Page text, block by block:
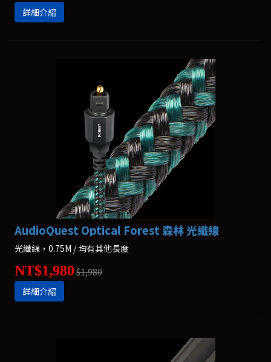
詳細介紹
AudioQuest Optical Forest 森林 光纖線
光纖線，0.75M / 均有其他長度
NT$1,980 $1,980
詳細介紹